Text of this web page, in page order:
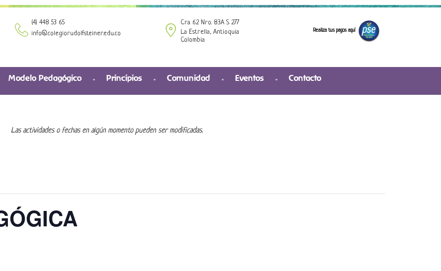
(4) 448 53 65
info@colegiorudolfsteiner.edu.co
Cra 62 Nro. 83A S 277
La Estrella, Antioquia
Colombia
Realiza tus pagos aquí
Modelo Pedagógico Principios Comunidad Eventos Contacto
Las actividades o fechas en algún momento pueden ser modificadas.